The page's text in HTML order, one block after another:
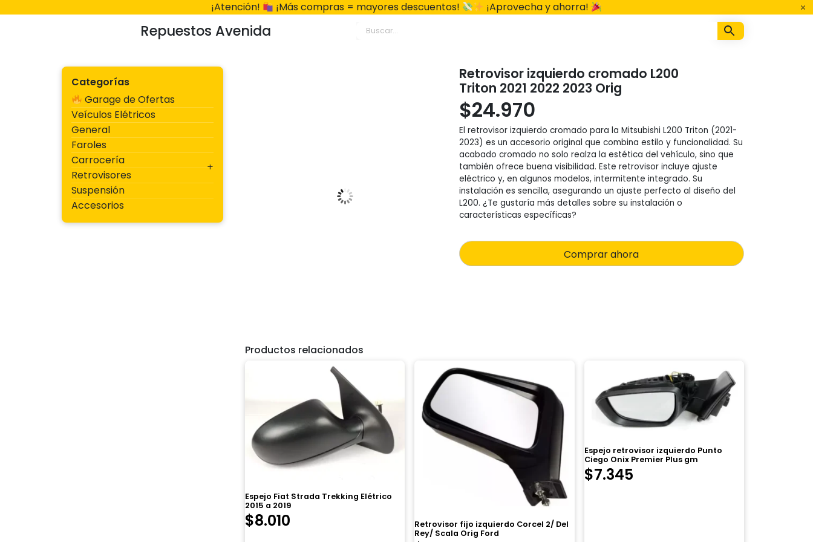
¡Atención! ¡Más compras = mayores descuentos! ¡Aprovecha y ahorra!
Repuestos Avenida
Categorías
Garage de Ofertas
Veículos Elétricos
General
Faroles
Carrocería
Retrovisores
Suspensión
Accesorios
Retrovisor izquierdo cromado L200
Triton 2021 2022 2023 Orig
$24.970
El retrovisor izquierdo cromado para la Mitsubishi L200 Triton (2021-
2023) es un accesorio original que combina estilo y funcionalidad. Su
acabado cromado no solo realza la estética del vehículo, sino que
también ofrece buena visibilidad. Este retrovisor incluye ajuste
eléctrico y, en algunos modelos, intermitente integrado. Su
instalación es sencilla, asegurando un ajuste perfecto al diseño del
L200. ¿Te gustaría más detalles sobre su instalación o
características específicas?
Comprar ahora
Productos relacionados
Espejo Fiat Strada Trekking Elétrico
2015 a 2019
$8.010
Retrovisor fijo izquierdo Corcel 2/ Del
Rey/ Scala Orig Ford
Espejo retrovisor izquierdo Punto
Ciego Onix Premier Plus gm
$7.345